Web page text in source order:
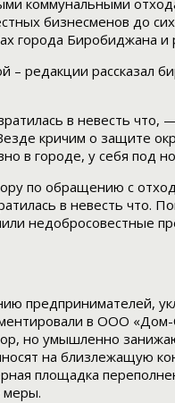
коммунальными
бизнесменов до
города Биробиджана и
– редакции
в невесть
кричим о защите
в городе, у себя под
по обращению с
в невесть что.
недобросовестные
предпринимателей,
в ООО
но умышленно
на близлежащую
площадка
меры.